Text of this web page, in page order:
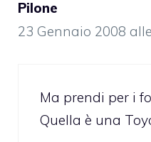
Pilone
23 Gennaio 2008
Ma prendi per i
Quella è una